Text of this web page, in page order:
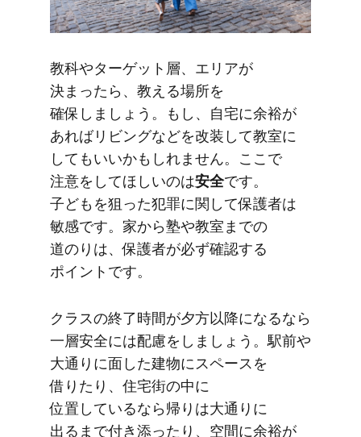
教科や​ターゲット層、​エリアが​
決まったら、​教える​場所を​
確保しましょう。​もし、​自宅に​余裕が​
あれば​リビングなどを​改装して​教室に​
しても​いいかもしれません。​ここで​
注意を​して​ほしいのは​安全です。​
子どもを​狙った​犯罪に​関して​保護者は​
敏感です。​家から​塾や​教室までの​
道のりは、​保護者が​必ず確認する​
ポイントです。
クラスの​終了時間が​夕方​以降に​なるなら​
一層​安全には​配慮を​しましょう。​駅前や​
大通りに​面した​建物に​スペースを​
借りたり、​住宅街の​中に​
位置しているなら​帰りは​大通りに​
出るまで​付き添ったり、​空間に​余裕が​